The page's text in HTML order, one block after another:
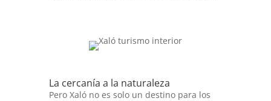
La cercanía a la naturaleza
Pero Xaló no es solo un destino para los